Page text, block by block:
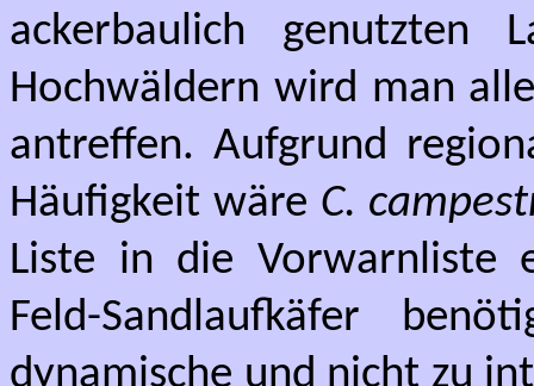
ackerbaulich genutzten
Hochwäldern wird man
antreffen. Aufgrund
Häufigkeit wäre C.
Liste in die Vorwarnliste
Feld-Sandlaufkäfer
dynamische und nicht zu